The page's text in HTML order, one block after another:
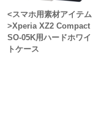
<スマホ用素材アイテム
>Xperia XZ2 Compact
SO-05K用ハードホワイ
トケース